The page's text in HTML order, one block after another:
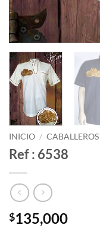
INICIO / CABALLEROS
Ref : 6538
$135,000